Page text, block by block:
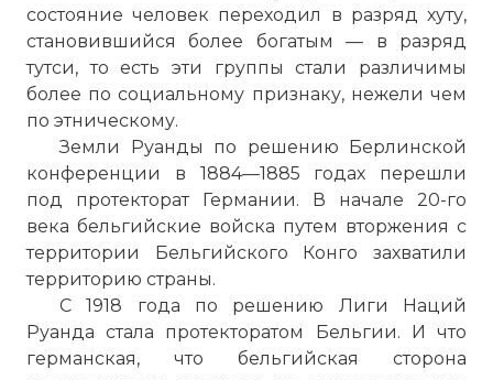
состояние человек переходил в разряд хуту,
становившийся более богатым — в разряд
тутси, то есть эти группы стали различимы
более по социальному признаку, нежели чем
по этническому.
Земли Руанды по решению Берлинской
конференции в 1884—1885 годах перешли
под протекторат Германии. В начале 20-го
века бельгийские войска путем вторжения с
территории Бельгийского Конго захватили
территорию страны.
С 1918 года по решению Лиги Наций
Руанда стала протекторатом Бельгии. И что
германская, что бельгийская сторона